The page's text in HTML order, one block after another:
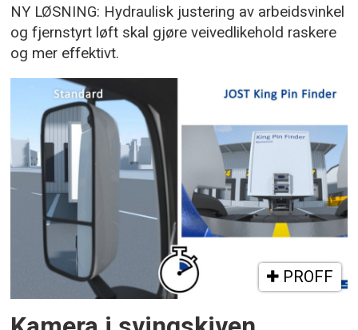
NY LØSNING: Hydraulisk justering av arbeidsvinkel
og fjernstyrt løft skal gjøre veivedlikehold raskere
og mer effektivt.
PROFF